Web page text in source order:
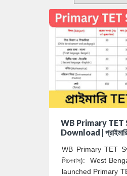
WB Primary TET
Download | প্রাইমারি
WB Primary TET
সিলেবাস): West
launched Primary